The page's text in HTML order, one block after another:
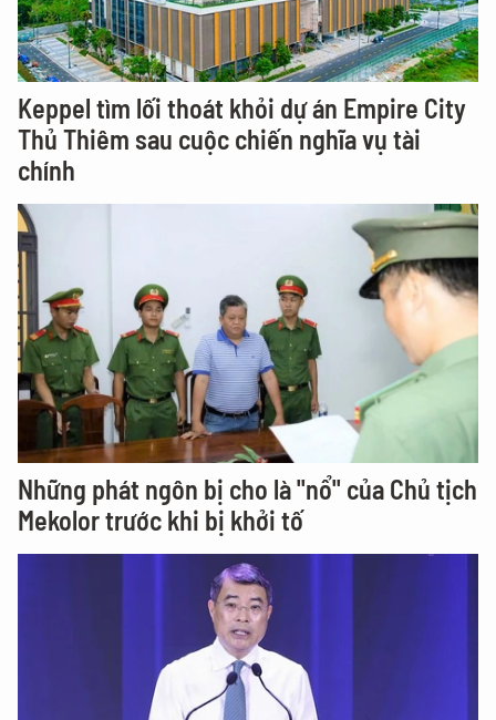
Keppel tìm lối thoát khỏi dự án Empire City
Thủ Thiêm sau cuộc chiến nghĩa vụ tài
chính
Những phát ngôn bị cho là "nổ" của Chủ tịch
Mekolor trước khi bị khởi tố